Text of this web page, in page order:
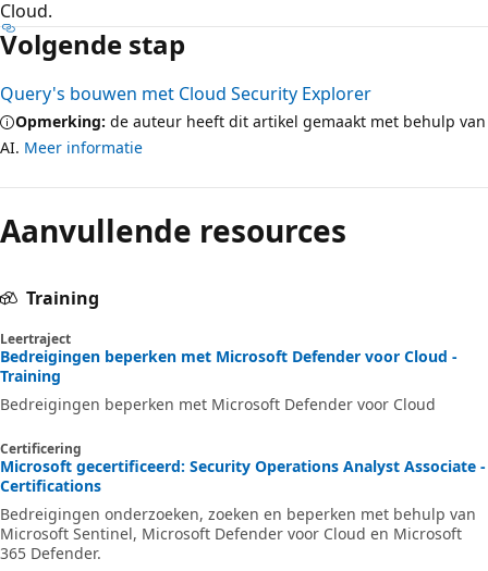
Cloud.
Volgende stap
Query's bouwen met Cloud Security Explorer
Opmerking: de auteur heeft dit artikel gemaakt met behulp van
AI. Meer informatie
Aanvullende resources
Training
Leertraject
Bedreigingen beperken met Microsoft Defender voor Cloud -
Training
Bedreigingen beperken met Microsoft Defender voor Cloud
Certificering
Microsoft gecertificeerd: Security Operations Analyst Associate -
Certifications
Bedreigingen onderzoeken, zoeken en beperken met behulp van
Microsoft Sentinel, Microsoft Defender voor Cloud en Microsoft
365 Defender.